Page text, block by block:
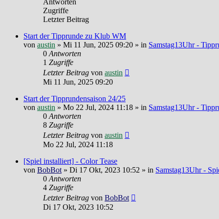
Antworten
Zugriffe
Letzter Beitrag
Start der Tipprunde zu Klub WM
von austin » Mi 11 Jun, 2025 09:20 » in Samstag13Uhr -
0 Antworten
1 Zugriffe
Letzter Beitrag von austin
Mi 11 Jun, 2025 09:20
Start der Tipprundensaison 24/25
von austin » Mo 22 Jul, 2024 11:18 » in Samstag13Uhr -
0 Antworten
8 Zugriffe
Letzter Beitrag von austin
Mo 22 Jul, 2024 11:18
[Spiel installiert] - Color Tease
von BobBot » Di 17 Okt, 2023 10:52 » in Samstag13Uhr -
0 Antworten
4 Zugriffe
Letzter Beitrag von BobBot
Di 17 Okt, 2023 10:52